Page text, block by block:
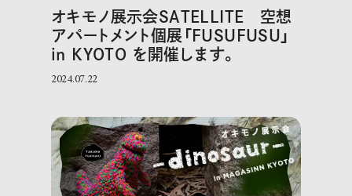
オキモノ展示会SATELLITE 空想
アパートメント個展「FUSUFUSU」
in KYOTO を開催します。
2024.07.22